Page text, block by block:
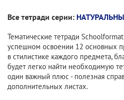
Все тетради серии:
Тематические тетради
успешном освоении 12 основных
в стилистике каждого предмета,
будет легко найти необходимую
один важный плюс - полезная
дополнительных листах.